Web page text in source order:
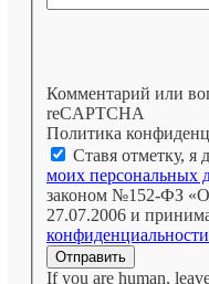
Комментарий или
reCAPTCHA
Политика
Ставя отметку, я
моих персональных
законом №152-ФЗ
27.07.2006 и
конфиденциальности
Отправить
If you are human,